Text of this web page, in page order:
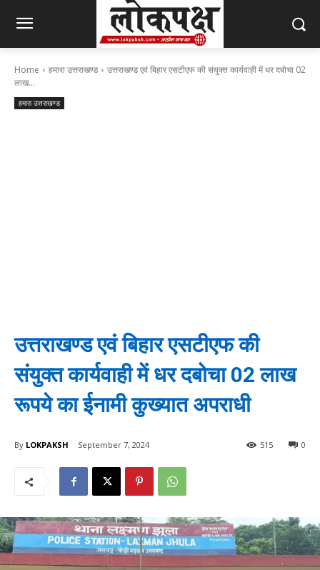
Home हमारा उत्तराखण्ड
उत्तराखण्ड एवं बिहार एसटीएफ की संयुक्त कार्यवाही में धर दबोचा 02
लाख...
हमारा उत्तराखण्ड
उत्तराखण्ड एवं बिहार एसटीएफ की
संयुक्त कार्यवाही में धर दबोचा 02 लाख
रूपये का ईनामी कुख्यात अपराधी
By LOKPAKSH September 7, 2024 0
515